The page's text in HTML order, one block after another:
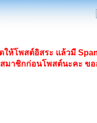
ดให้โพสต์อิสระ แล้วมี
มาชิกก่อนโพสต์นะคะ ข